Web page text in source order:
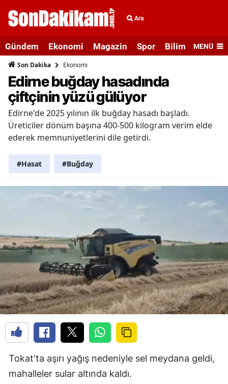
Ara
Gündem Ekonomi Magazin Spor Bilim veMENÜ
Son Dakika Ekonomi
Edirne buğday hasadında
çiftçinin yüzü gülüyor
Edirne'de 2025 yılının ilk buğday hasadı başladı.
Üreticiler dönüm başına 400-500 kilogram verim elde
ederek memnuniyetlerini dile getirdi.
#Hasat #Buğday
Tokat'ta aşırı yağış nedeniyle sel meydana geldi,
mahalleler sular altında kaldı.